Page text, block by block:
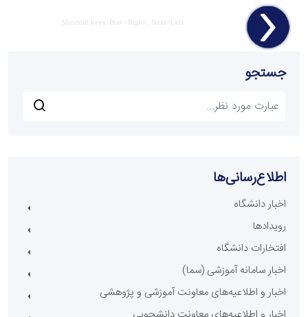
Shortcut keys: Prev=Right , Next=Left
جستجو
اطلاع‌رسانی‌ها
اخبار دانشگاه
رویدادها
افتخارات دانشگاه
اخبار سامانه آموزشی (سما)
اخبار و اطلاعیه‌های معاونت آموزشی و پژوهشی